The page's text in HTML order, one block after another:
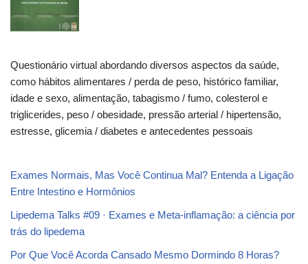
Questionário virtual abordando diversos aspectos da saúde,
como hábitos alimentares / perda de peso, histórico familiar,
idade e sexo, alimentação, tabagismo / fumo, colesterol e
triglicerides, peso / obesidade, pressão arterial / hipertensão,
estresse, glicemia / diabetes e antecedentes pessoais
Exames Normais, Mas Você Continua Mal? Entenda a Ligação
Entre Intestino e Hormônios
Lipedema Talks #09 · Exames e Meta-inflamação: a ciência por
trás do lipedema
Por Que Você Acorda Cansado Mesmo Dormindo 8 Horas?